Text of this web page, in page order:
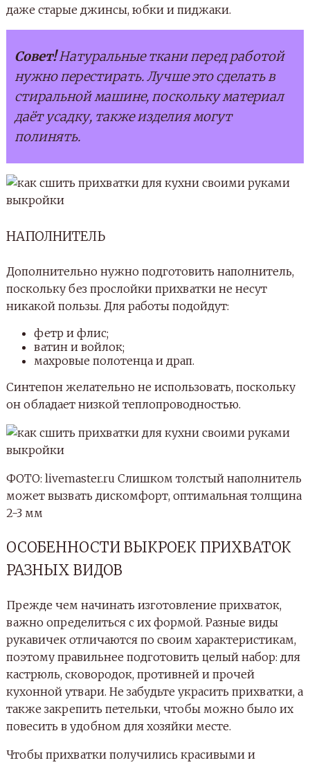
даже старые джинсы, юбки и пиджаки.
Совет!Натуральные ткани перед работой
нужно перестирать. Лучше это сделать в
стиральной машине, поскольку материал
даёт усадку, также изделия могут
полинять.
НАПОЛНИТЕЛЬ
Дополнительно нужно подготовить наполнитель,
поскольку без прослойки прихватки не несут
никакой пользы. Для работы подойдут:
фетр и флис;
ватин и войлок;
махровые полотенца и драп.
Синтепон желательно не использовать, поскольку
он обладает низкой теплопроводностью.
ФОТО: livemaster.ru Слишком толстый наполнитель
может вызвать дискомфорт, оптимальная толщина
2-3 мм
ОСОБЕННОСТИ ВЫКРОЕК ПРИХВАТОК
РАЗНЫХ ВИДОВ
Прежде чем начинать изготовление прихваток,
важно определиться с их формой. Разные виды
рукавичек отличаются по своим характеристикам,
поэтому правильнее подготовить целый набор: для
кастрюль, сковородок, противней и прочей
кухонной утвари. Не забудьте украсить прихватки, а
также закрепить петельки, чтобы можно было их
повесить в удобном для хозяйки месте.
Чтобы прихватки получились красивыми и